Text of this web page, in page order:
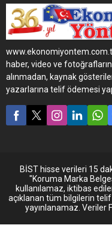
Week İstanbul
düzenlenen törenle
sahiplerini buldu. Törene,
Yaşam Boyu Onur
Ödülü’nün sahibi OPET
Yönetim Kurulu Kurucu
Üyesi Nurten Öztürk'ün
sunumu damga vurdu.
haber, video ve
alınmadan, kaynak
yazarlarına telif ödemesi
BİST hisse verileri 15
"Koruma Marka
kullanılamaz, iktibas
açıklanan tüm bilgilerin
yayınlanamaz. Veriler